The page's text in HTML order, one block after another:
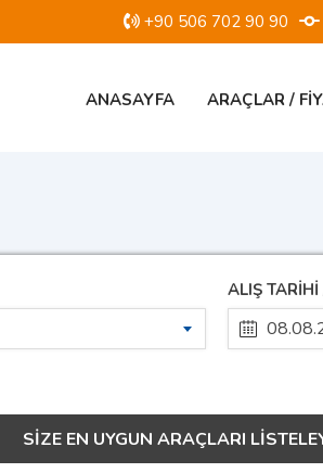
+90 506 702 90 90
ANASAYFA ARAÇLAR /
ALIŞ